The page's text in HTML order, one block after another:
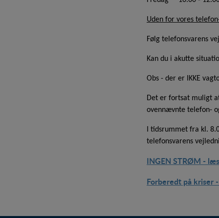
Uden for vores
Følg telefonsvarens
Kan du i akutte
Obs - der er IKKE
Det er fortsat muligt
ovennævnte telefon-
I tidsrummet fra kl.
telefonsvarens
INGEN STRØM -
Forberedt på kriser
besøgsstatistik om
Personaliserings-
indhold, som kan være